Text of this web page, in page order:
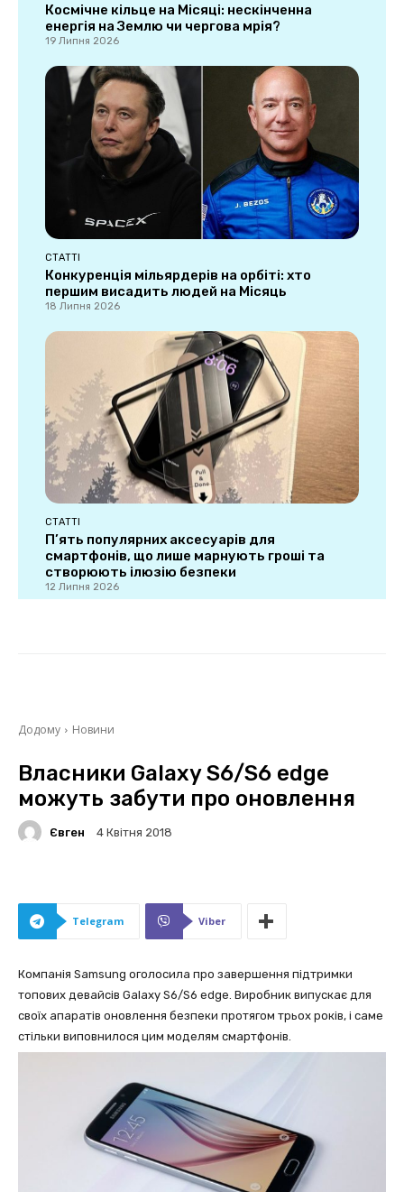
Космічне кільце на Місяці: нескінченна
енергія на Землю чи чергова мрія?
19 Липня 2026
СТАТТІ
Конкуренція мільярдерів на орбіті: хто
першим висадить людей на Місяць
18 Липня 2026
СТАТТІ
П’ять популярних аксесуарів для
смартфонів, що лише марнують гроші та
створюють ілюзію безпеки
12 Липня 2026